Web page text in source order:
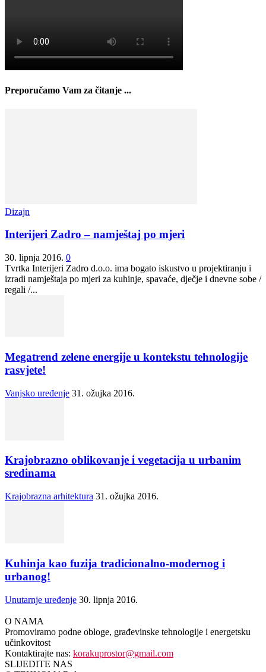
Preporučamo Vam za čitanje ...
Dizajn
Interijeri Zadro – namještaj po mjeri
30. lipnja 2016. 0
Tvrtka Interijeri Zadro d.o.o. ima bogato iskustvo u projektiranju i
izradi namještaja po mjeri za kuhinje, spavaće, dječje i dnevne sobe /
regali /...
Megatrend zelene energije u kontekstu tehnologije
rasvjete!
Vanjsko uređenje 31. ožujka 2016.
Krajobrazno oblikovanje i vegetacija u urbanim
sredinama
Krajobrazna arhitektura 31. ožujka 2016.
Kuhinja kao fuzija tradicionalno-modernog i
urbanog!
Unutarnje uređenje 30. lipnja 2016.
O NAMA
Promoviramo podne obloge, građevinske tehnologije i energetsku
učinkovitost
Kontaktirajte nas: korakuprostor@gmail.com
SLIJEDITE NAS